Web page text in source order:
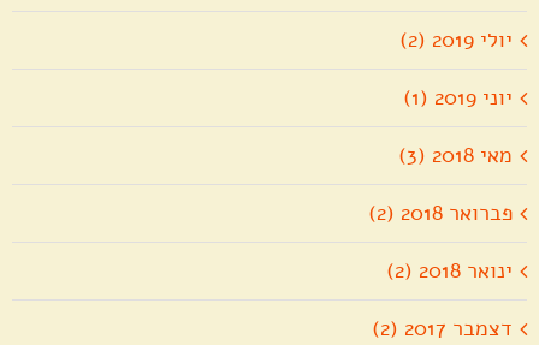
יולי 2019 (2)
יוני 2019 (1)
מאי 2018 (3)
פברואר 2018 (2)
ינואר 2018 (2)
דצמבר 2017 (2)